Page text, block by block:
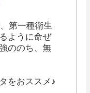
第一種衛生
ように命ぜ
ののち、無
をおススメ♪